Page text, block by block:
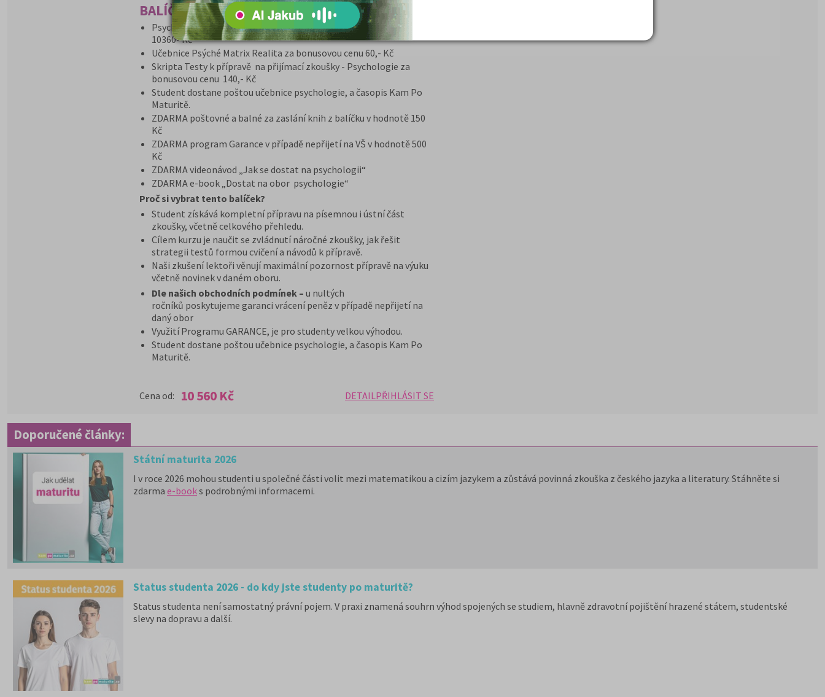
BALÍČEK VIP obsahuje:
Psychologie přípravný kurz + učebnice psychologie (nultý ročník)
10360- Kč
Učebnice Psýché Matrix Realita za bonusovou cenu 60,- Kč
Skripta Testy k přípravě na přijímací zkoušky - Psychologie za
bonusovou cenu 140,- Kč
Student dostane poštou učebnice psychologie, a časopis Kam Po
Maturitě.
ZDARMA poštovné a balné za zaslání knih z balíčku v hodnotě 150
Kč
ZDARMA program Garance v případě nepřijetí na VŠ v hodnotě 500
Kč
ZDARMA videonávod „Jak se dostat na psychologii“
ZDARMA e-book „Dostat na obor psychologie“
Proč si vybrat tento balíček?
Student získává kompletní přípravu na písemnou i ústní část
zkoušky, včetně celkového přehledu.
Cílem kurzu je naučit se zvládnutí náročné zkoušky, jak řešit
strategii testů formou cvičení a návodů k přípravě.
Naši zkušení lektoři věnují maximální pozornost přípravě na výuku
včetně novinek v daném oboru.
Dle našich obchodních podmínek – u nultých
ročníků poskytujeme garanci vrácení peněz v případě nepřijetí na
daný obor
Využití Programu GARANCE, je pro studenty velkou výhodou.
Student dostane poštou učebnice psychologie, a časopis Kam Po
Maturitě.
Cena od: 10 560 Kč DETAILPŘIHLÁSIT SE
Doporučené články:
Státní maturita 2026
I v roce 2026 mohou studenti u společné části volit mezi matematikou a cizím jazykem a zůstává povinná zkouška z českého jazyka a literatury. Stáhněte si
zdarma e-books podrobnými informacemi.
Status studenta 2026 - do kdy jste studenty po maturitě?
Status studenta není samostatný právní pojem. V praxi znamená souhrn výhod spojených se studiem, hlavně zdravotní pojištění hrazené státem, studentské
slevy na dopravu a další.